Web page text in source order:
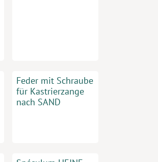
Feder mit Schraube
für Kastrierzange
nach SAND